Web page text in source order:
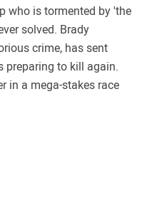
who is tormented by 'the
solved. Brady
crime, has sent
preparing to kill again.
in a mega-stakes race